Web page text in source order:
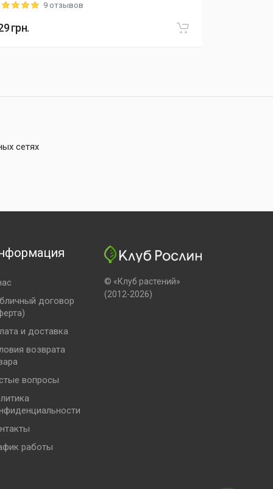
5 out of 59 отзывов
грн.
сетях
договор
и доставка
возврата
вопросы
работы
© «Клуб растений»
(2012-2026)